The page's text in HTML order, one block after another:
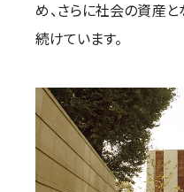
め、さらに社会の資産
続けています。